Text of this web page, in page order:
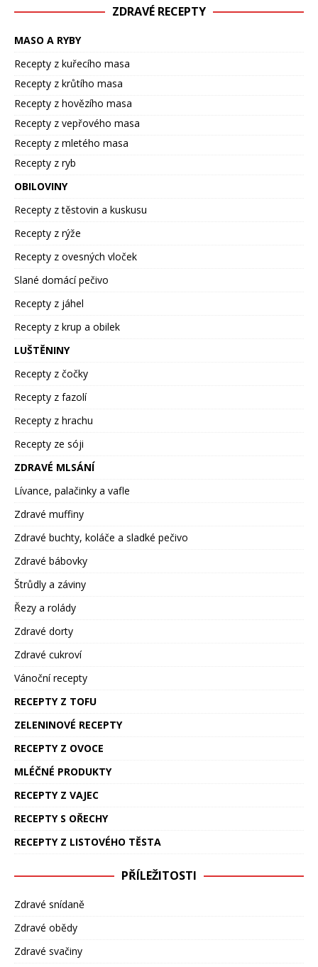
ZDRAVÉ RECEPTY
MASO A RYBY
Recepty z kuřecího masa
Recepty z krůtího masa
Recepty z hovězího masa
Recepty z vepřového masa
Recepty z mletého masa
Recepty z ryb
OBILOVINY
Recepty z těstovin a kuskusu
Recepty z rýže
Recepty z ovesných vloček
Slané domácí pečivo
Recepty z jáhel
Recepty z krup a obilek
LUŠTĚNINY
Recepty z čočky
Recepty z fazolí
Recepty z hrachu
Recepty ze sóji
ZDRAVÉ MLSÁNÍ
Lívance, palačinky a vafle
Zdravé muffiny
Zdravé buchty, koláče a sladké pečivo
Zdravé bábovky
Štrůdly a záviny
Řezy a rolády
Zdravé dorty
Zdravé cukroví
Vánoční recepty
RECEPTY Z TOFU
ZELENINOVÉ RECEPTY
RECEPTY Z OVOCE
MLÉČNÉ PRODUKTY
RECEPTY Z VAJEC
RECEPTY S OŘECHY
RECEPTY Z LISTOVÉHO TĚSTA
PŘÍLEŽITOSTI
Zdravé snídaně
Zdravé obědy
Zdravé svačiny